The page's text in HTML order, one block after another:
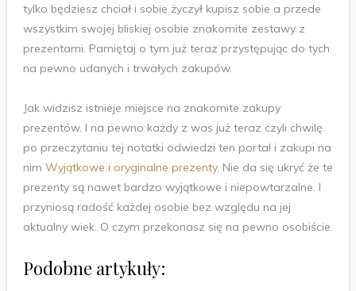
tylko będziesz chciał i sobie życzył kupisz sobie a przede
wszystkim swojej bliskiej osobie znakomite zestawy z
prezentami. Pamiętaj o tym już teraz przystępując do tych
na pewno udanych i trwałych zakupów.
Jak widzisz istnieje miejsce na znakomite zakupy
prezentów. I na pewno każdy z was już teraz czyli chwilę
po przeczytaniu tej notatki odwiedzi ten portal i zakupi na
nim Wyjątkowe i oryginalne prezenty. Nie da się ukryć że te
prezenty są nawet bardzo wyjątkowe i niepowtarzalne. I
przyniosą radość każdej osobie bez względu na jej
aktualny wiek. O czym przekonasz się na pewno osobiście.
Podobne artykuły: